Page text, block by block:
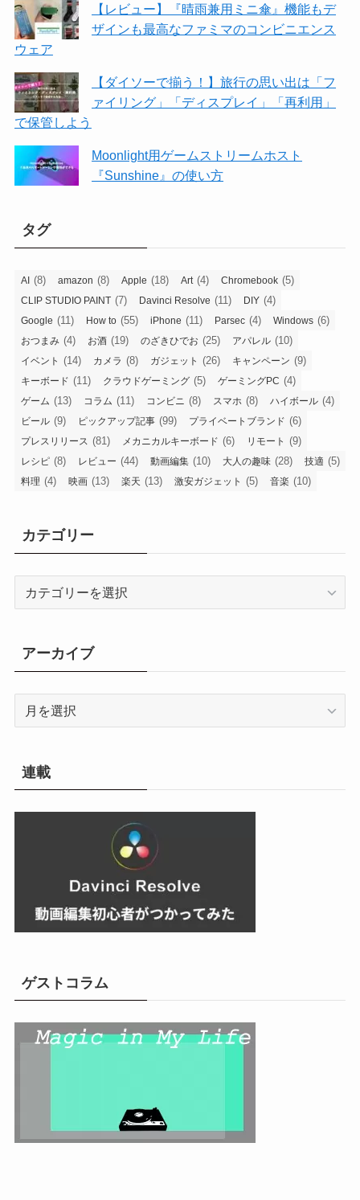
【レビュー】『晴雨兼用ミニ傘』機能もデ
ザインも最高なファミマのコンビニエンス
ウェア
【ダイソーで揃う！】旅行の思い出は「フ
ァイリング」「ディスプレイ」「再利用」
で保管しよう
Moonlight用ゲームストリームホスト
『Sunshine』の使い方
タグ
AI (8) amazon (8) Apple (18) Art(4) Chromebook (5)
CLIP STUDIO PAINT (7) Davinci Resolve (11) DIY (4)
Google (11) How to (55) iPhone (11) Parsec (4) Windows (6)
おつまみ (4) お酒 (19) のざきひでお (25) アパレル (10)
イベント (14) カメラ (8) ガジェット (26) キャンペーン (9)
キーボード (11) クラウドゲーミング (5) ゲーミングPC (4)
ゲーム (13) コラム (11) コンビニ (8) スマホ (8) ハイボール (4)
ビール (9) ピックアップ記事 (99) プライベートブランド (6)
プレスリリース (81) メカニカルキーボード (6) リモート (9)
レシピ (8) レビュー (44) 動画編集 (10) 大人の趣味 (28) 技適 (5)
料理 (4) 映画 (13) 楽天 (13) 激安ガジェット (5) 音楽 (10)
カテゴリー
リ
ー
アーカイブ
イ
ブ
連載
ゲストコラム